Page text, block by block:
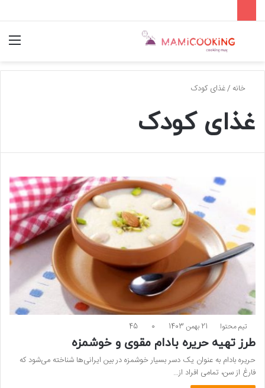
جستجو
خانه /غذای کودک
غذای کودک
تیم محتوا 21 بهمن 1403 0
45
طرز تهیه حریره بادام مقوی و خوشمزه
حریره بادام به عنوان یک دسر بسیار خوشمزه در بین ایرانی‌ها شناخته می‌شود که
فارغ از سن، تمامی افراد از…